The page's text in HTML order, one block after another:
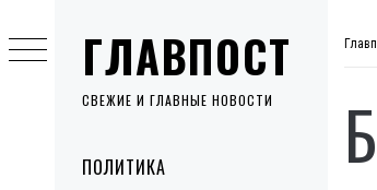
ГЛАВПОСТ
СВЕЖИЕ И ГЛАВНЫЕ НОВОСТИ
MenuПОЛИТИКА
to
content